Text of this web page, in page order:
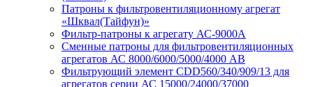
Патроны к фильтровентиляционному агрегат
«Шквал(Тайфун)»
Фильтр-патроны к агрегату АС-9000А
Сменные патроны для фильтровентиляционных
агрегатов АС 8000/6000/5000/4000 АВ
Фильтрующий элемент CDD560/340/909/13 для
агрегатов серии АС 15000/24000/37000